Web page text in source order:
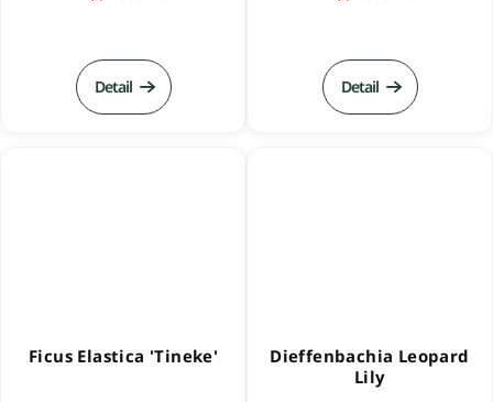
Detail Detail
Ficus Elastica 'Tineke'
Dieffenbachia Leopard
Lily